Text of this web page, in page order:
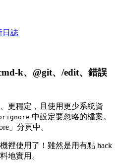
日誌
k、@git、/edit、錯誤
更穩定，且使用更少系統資
中設定要忽略的檔案。
」分頁中。
裡使用了！雖然是用有點 hack
地實用。